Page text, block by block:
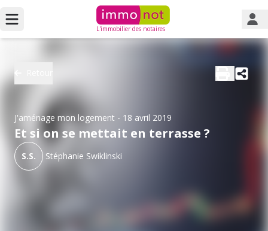
L'immobilier des notaires
J'aménage mon logement - 18 avril 2019
Et si on se mettait en terrasse ?
S.S. Stéphanie Swiklinski